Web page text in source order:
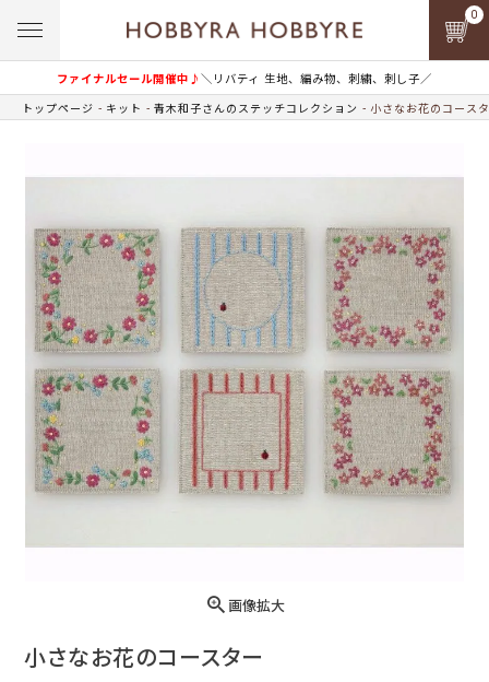
ファイナルセール開催中♪＼リバティ 生地、編み物、刺繍、刺し子／
0
トップページ キット 青木和子さんのステッチコレクション 小さなお花のコース
画像拡大
小さなお花のコースター